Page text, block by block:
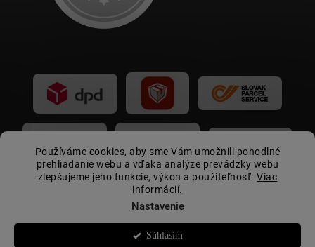
Používáme cookies, aby sme Vám umožnili pohodlné
prehliadanie webu a vďaka analýze prevádzky webu
zlepšujeme jeho funkcie, výkon a použiteľnosť.Viac
informácií.
Nastavenie
Súhlasím